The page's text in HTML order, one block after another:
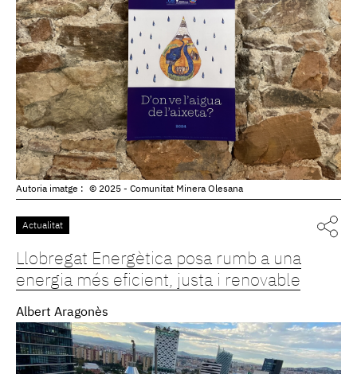
Autoria imatge : © 2025 - Comunitat Minera Olesana
Actualitat
Llobregat Energètica posa rumb a una
energia més eficient, justa i renovable
Albert Aragonès